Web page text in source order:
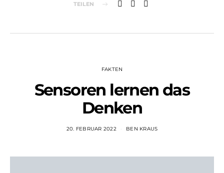
TEILEN
FAKTEN
Sensoren lernen das
Denken
20. FEBRUAR 2022 BEN KRAUS